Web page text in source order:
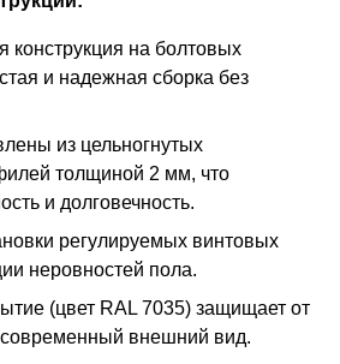
конструкция на болтовых
и надежная сборка без
из цельногнутых
толщиной 2 мм, что
и долговечность.
регулируемых винтовых
неровностей пола.
(цвет RAL 7035) защищает от
современный внешний вид.